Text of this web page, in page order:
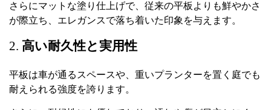
さらにマットな塗り仕上げで、従来の平板よりも鮮やかさ
が際立ち、エレガンスで落ち着いた印象を与えます。
2. 高い耐久性と実用性
平板は車が通るスペースや、重いプランターを置く庭でも
耐えられる強度を誇ります。